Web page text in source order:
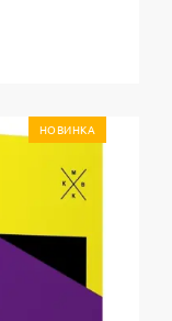
НОВИНКА